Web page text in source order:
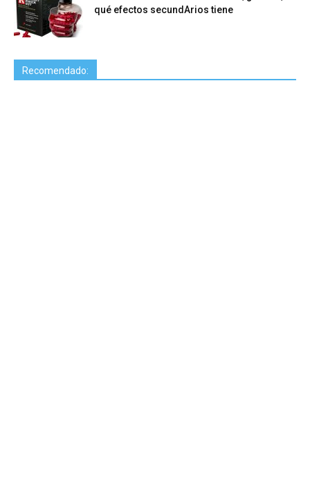
qué efectos secundArios tiene
Recomendado: